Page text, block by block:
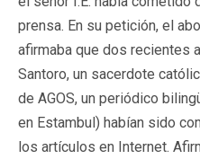
prensa. En su petición, el
afirmaba que dos recientes
Santoro, un sacerdote
de AGOS, un periódico
en Estambul) habían sido
los artículos en Internet.